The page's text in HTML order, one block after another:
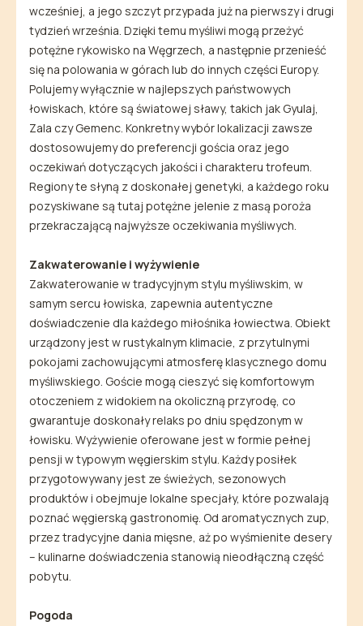
wcześniej, a jego szczyt przypada już na pierwszy i drugi
tydzień września. Dzięki temu myśliwi mogą przeżyć
potężne rykowisko na Węgrzech, a następnie przenieść
się na polowania w górach lub do innych części Europy.
Polujemy wyłącznie w najlepszych państwowych
łowiskach, które są światowej sławy, takich jak Gyulaj,
Zala czy Gemenc. Konkretny wybór lokalizacji zawsze
dostosowujemy do preferencji gościa oraz jego
oczekiwań dotyczących jakości i charakteru trofeum.
Regiony te słyną z doskonałej genetyki, a każdego roku
pozyskiwane są tutaj potężne jelenie z masą poroża
przekraczającą najwyższe oczekiwania myśliwych.
Zakwaterowanie i wyżywienie
Zakwaterowanie w tradycyjnym stylu myśliwskim, w
samym sercu łowiska, zapewnia autentyczne
doświadczenie dla każdego miłośnika łowiectwa. Obiekt
urządzony jest w rustykalnym klimacie, z przytulnymi
pokojami zachowującymi atmosferę klasycznego domu
myśliwskiego. Goście mogą cieszyć się komfortowym
otoczeniem z widokiem na okoliczną przyrodę, co
gwarantuje doskonały relaks po dniu spędzonym w
łowisku. Wyżywienie oferowane jest w formie pełnej
pensji w typowym węgierskim stylu. Każdy posiłek
przygotowywany jest ze świeżych, sezonowych
produktów i obejmuje lokalne specjały, które pozwalają
poznać węgierską gastronomię. Od aromatycznych zup,
przez tradycyjne dania mięsne, aż po wyśmienite desery
– kulinarne doświadczenia stanowią nieodłączną część
pobytu.
Pogoda